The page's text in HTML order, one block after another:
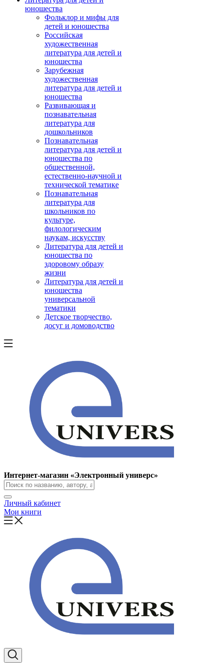
юношества
Фольклор и мифы для
детей и юношества
Российская
художественная
литература для детей и
юношества
Зарубежная
художественная
литература для детей и
юношества
Развивающая и
познавательная
литература для
дошкольников
Познавательная
литература для детей и
юношества по
общественной,
естественно-научной и
технической тематике
Познавательная
литература для
школьников по
культуре,
филологическим
наукам, искусству
Литература для детей и
юношества по
здоровому образу
жизни
Литература для детей и
юношества
универсальной
тематики
Детское творчество,
досуг и домоводство
Интернет-магазин «Электронный универс»
Личный кабинет
Мои книги